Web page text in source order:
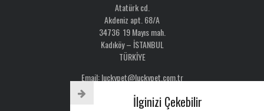
İlginizi Çekebilir
Atatürk cd.
Akdeniz apt. 68/A
34736 19 Mayıs mah.
Kadıköy – İSTANBUL
TÜRKİYE
Email: luckypet@luckypet.com.tr
Sosyal Medya: @luckypetveterinerklinigi